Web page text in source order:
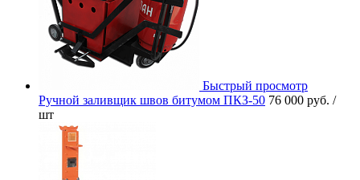
Быстрый просмотр
Ручной заливщик швов битумом ПКЗ-50 76 000 руб. /
шт